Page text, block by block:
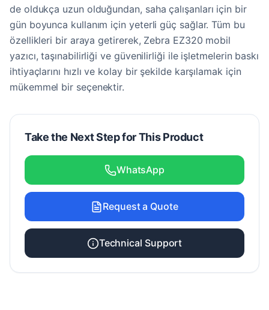
de oldukça uzun olduğundan, saha çalışanları için bir
gün boyunca kullanım için yeterli güç sağlar. Tüm bu
özellikleri bir araya getirerek, Zebra EZ320 mobil
yazıcı, taşınabilirliği ve güvenilirliği ile işletmelerin baskı
ihtiyaçlarını hızlı ve kolay bir şekilde karşılamak için
mükemmel bir seçenektir.
Take the Next Step for This Product
WhatsApp
Request a Quote
Technical Support